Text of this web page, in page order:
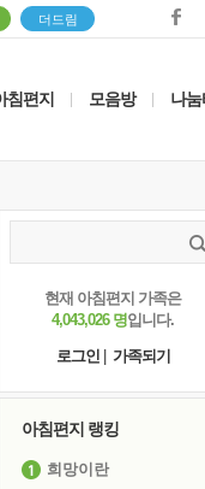
더드림
침편지 모음방 나눔
현재 아침편지 가족은
4,043,026 명입니다.
로그인
가족되기
아침편지 랭킹
희망이란